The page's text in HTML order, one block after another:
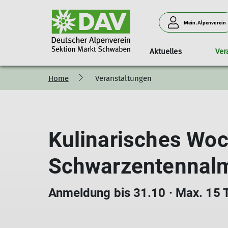
Mein.Alpenverein
Aktuelles
Vorträge
Programm Touren
Anlage & Klettern am Turm
Familiengruppe
Mitglied werden
Unser Verein Unser Team
Home Veranstaltungen
Kulinarisches
Anmeldung bis 31.10 · Max. 15